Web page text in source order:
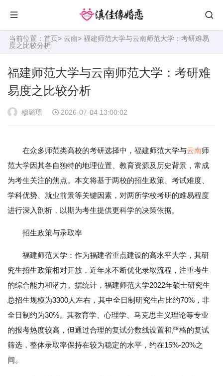
当前位置： 首页> 云南> 福建师范大学与云南师范大学：考研难易
度之比较分析
福建师范大学与云南师范大学：考研难
易度之比较分析
穆璐瑶 2026-07-04 13:00:02
在众多师范类高校的考研选择中，福建师范大学与云南师
范大学因其各自独特的地理位置、教育资源及历史背景，常成
为考生关注的焦点。本文将基于两校的招生政策、考试难度、
学科优势、就业前景等关键因素，对两所学校考研的难易程度
进行深入剖析，以期为考生提供更科学的决策依据。
招生政策与录取率
福建师范大学：作为福建省重点建设的高水平大学，其研
究生招生政策相对开放，近年来不断优化录取流程，注重考生
的综合能力和潜力。据统计，福建师范大学2022年硕士研究生
总招生规模为3300人左右，其中全日制研究生占比约70%，非
全日制约为30%。其教育学、心理学、马克思主义理论等专业
的报考热度较高，但通过合理的复试分数线设置和严格的复试
筛选，整体录取率保持在较为稳定的水平，约在15%-20%之
间。